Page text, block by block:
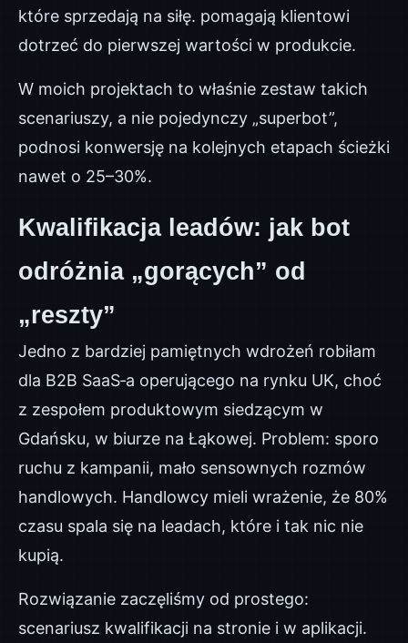
które sprzedają na siłę. pomagają klientowi
dotrzeć do pierwszej wartości w produkcie.
W moich projektach to właśnie zestaw takich
scenariuszy, a nie pojedynczy „superbot”,
podnosi konwersję na kolejnych etapach ścieżki
nawet o 25–30%.
Kwalifikacja leadów: jak bot
odróżnia „gorących” od
„reszty”
Jedno z bardziej pamiętnych wdrożeń robiłam
dla B2B SaaS‑a operującego na rynku UK, choć
z zespołem produktowym siedzącym w
Gdańsku, w biurze na Łąkowej. Problem: sporo
ruchu z kampanii, mało sensownych rozmów
handlowych. Handlowcy mieli wrażenie, że 80%
czasu spala się na leadach, które i tak nic nie
kupią.
Rozwiązanie zaczęliśmy od prostego:
scenariusz kwalifikacji na stronie i w aplikacji.